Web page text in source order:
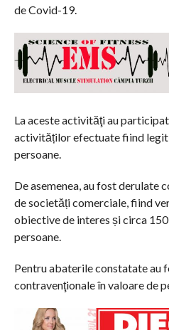
de Covid-19.
La aceste activităţi au
activităților efectuate fiind
persoane.
De asemenea, au fost derulate
de societăți comerciale, fiind
obiective de interes și circa
persoane.
Pentru abaterile constatate au
contravenţionale în valoare de